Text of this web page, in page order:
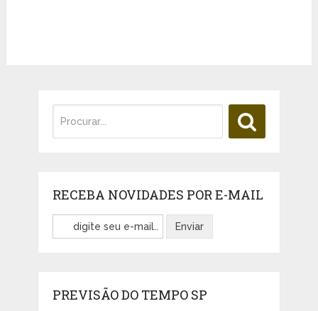
RECEBA NOVIDADES POR E-MAIL
PREVISÃO DO TEMPO SP